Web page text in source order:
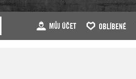
MŮJ ÚČET OBLÍBENÉ